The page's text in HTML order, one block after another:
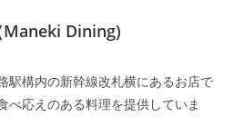
Maneki Dining)
駅構内の新幹線改札横にあるお店で
べ応えのある料理を提供していま